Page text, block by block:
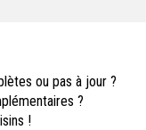
ou pas à jour ?
?
!